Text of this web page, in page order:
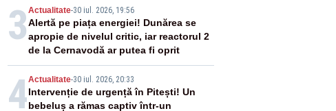
3 Actualitate-30 iul. 2026, 19:56
Alertă pe piața energiei! Dunărea se
apropie de nivelul critic, iar reactorul 2
de la Cernavodă ar putea fi oprit
4Actualitate-30 iul. 2026, 20:33
Intervenție de urgență în Pitești! Un
bebeluș a rămas captiv într-un